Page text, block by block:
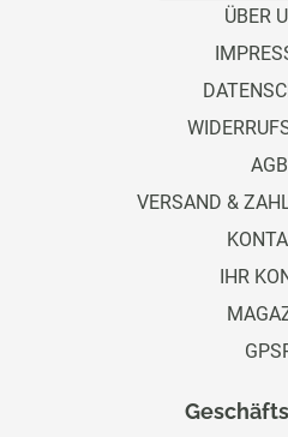
ÜBER
AGB
VERSAND &
IHR